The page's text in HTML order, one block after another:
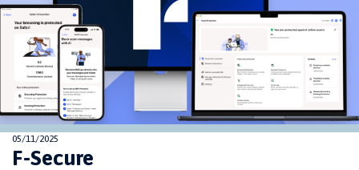
05/11/2025
F-Secure